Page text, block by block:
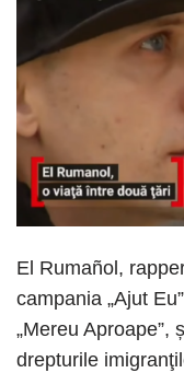
El Rumañol,
campania „Ajut
„Mereu Aproape”,
drepturile